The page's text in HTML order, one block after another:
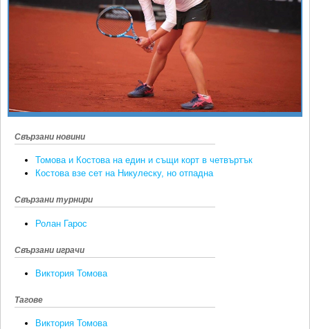
Свързани новини
Томова и Костова на един и същи корт в четвъртък
Костова взе сет на Никулеску, но отпадна
Свързани турнири
Ролан Гарос
Свързани играчи
Виктория Томова
Тагове
Виктория Томова